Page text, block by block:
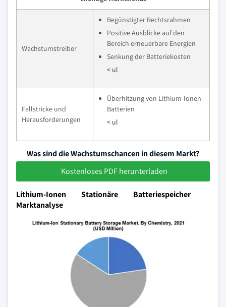
Wachstumstreiber
Begünstigter Rechtsrahmen
Positive Ausblicke auf den
Bereich erneuerbare Energien
Senkung der Batteriekosten
< ul
Fallstricke und
Herausforderungen
Überhitzung von Lithium-Ionen-
Batterien
< ul
Was sind die Wachstumschancen in diesem Markt?
Kostenloses PDF herunterladen
Lithium-Ionen Stationäre Batteriespeicher
Marktanalyse